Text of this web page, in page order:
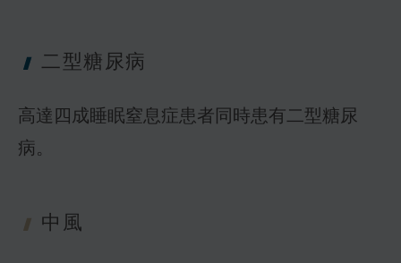
二型糖尿病
高達四成睡眠窒息症患者同時患有二型糖尿
病。
中風